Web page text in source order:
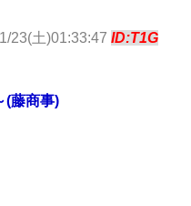
23(土)01:33:47 ID:T1G
(藤商事)